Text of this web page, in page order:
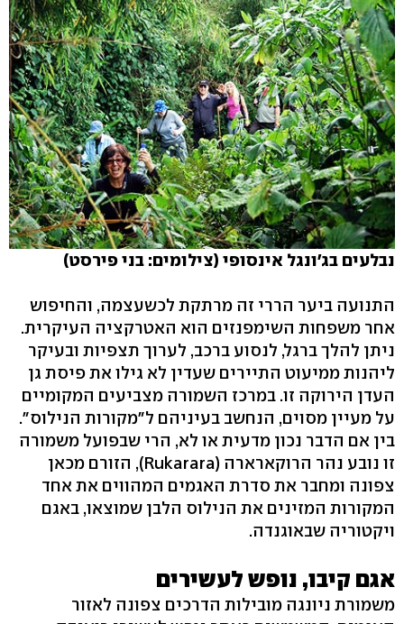
נבלעים בג'ונגל אינסופי (צילומים: בני פירסט)
התנועה ביער הררי זה מרתקת לכשעצמה, והחיפוש
אחר משפחות השימפנזים הוא האטרקציה העיקרית.
ניתן להלך ברגל, לנסוע ברכב, לערוך תצפיות ובעיקר
ליהנות ממיעוט התיירים שעדין לא גילו את פיסת גן
העדן הירוקה זו. במרכז השמורה מצביעים המקומיים
על מעיין מסוים, הנחשב בעיניהם ל"מקורות הנילוס".
בין אם הדבר נכון מדעית או לא, הרי שבפועל משמורה
זו נובע נהר הרוקארארה (Rukarara), הזורם מכאן
צפונה ומחבר את סדרת האגמים המהווים את אחד
המקורות המזינים את הנילוס הלבן שמוצאו, באגם
ויקטוריה שבאוגנדה.
אגם קיבו, נופש לעשירים
משמורת ניונגה מובילות הדרכים צפונה לאזור